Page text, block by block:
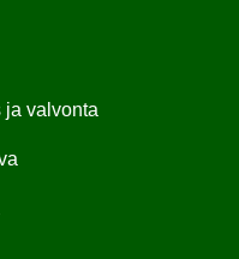
val­von­ta